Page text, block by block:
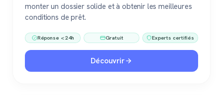
monter un dossier solide et à obtenir les meilleures
conditions de prêt.
Réponse < 24h Gratuit Experts certifiés
Découvrir